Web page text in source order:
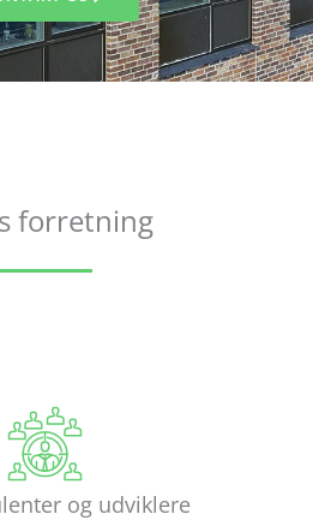
forretning
og udviklere